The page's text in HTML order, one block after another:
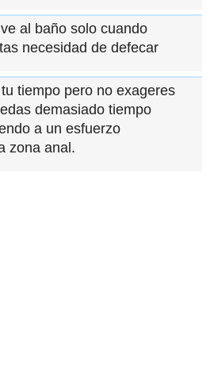
al baño solo cuando
necesidad de defecar
tiempo pero no exageres
demasiado tiempo
a un esfuerzo
zona anal.